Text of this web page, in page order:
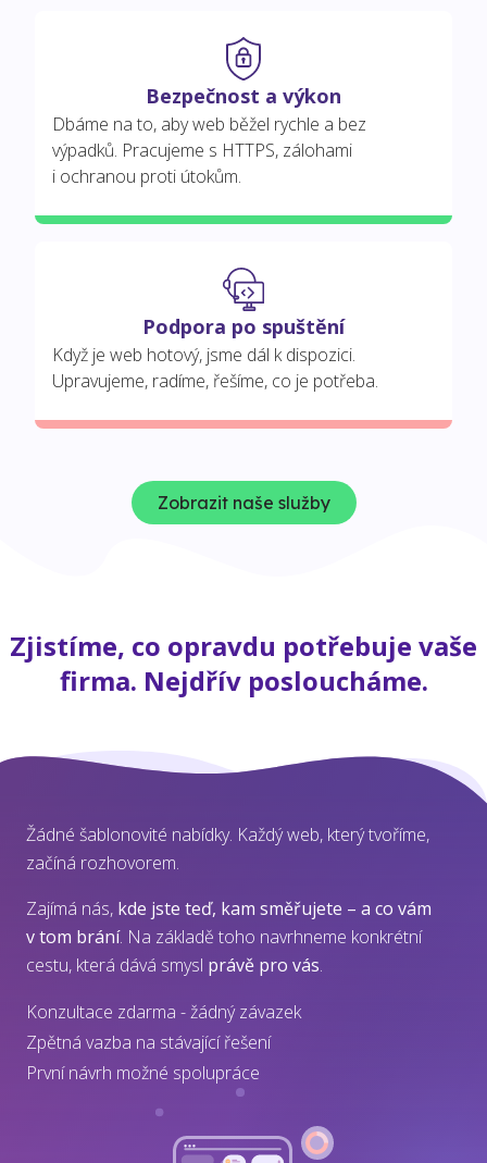
Bezpečnost a výkon
Dbáme na to, aby web běžel rychle a bez
výpadků. Pracujeme s HTTPS, zálohami
i ochranou proti útokům.
Podpora po spuštění
Když je web hotový, jsme dál k dispozici.
Upravujeme, radíme, řešíme, co je potřeba.
Zobrazit naše služby
Zjistíme, co opravdu potřebuje vaše
firma. Nejdřív posloucháme.
Žádné šablonovité nabídky. Každý web, který tvoříme,
začíná rozhovorem.
Zajímá nás, kde jste teď, kam směřujete – a co vám
v tom brání. Na základě toho navrhneme konkrétní
cestu, která dává smysl právě pro vás.
Konzultace zdarma - žádný závazek
Zpětná vazba na stávající řešení
První návrh možné spolupráce